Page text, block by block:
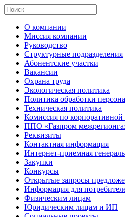
О компании
Миссия компании
Руководство
Структурные подразделения
Абонентские участки
Вакансии
Охрана труда
Экологическая политика
Политика обработки
Техническая политика
Комиссия по корпоративной
ППО «Газпром
Реквизиты
Контактная информация
Интернет-приемная
Закупки
Конкурсы
Открытые запросы
Информация для
Физическим лицам
Юридическим лицам и ИП